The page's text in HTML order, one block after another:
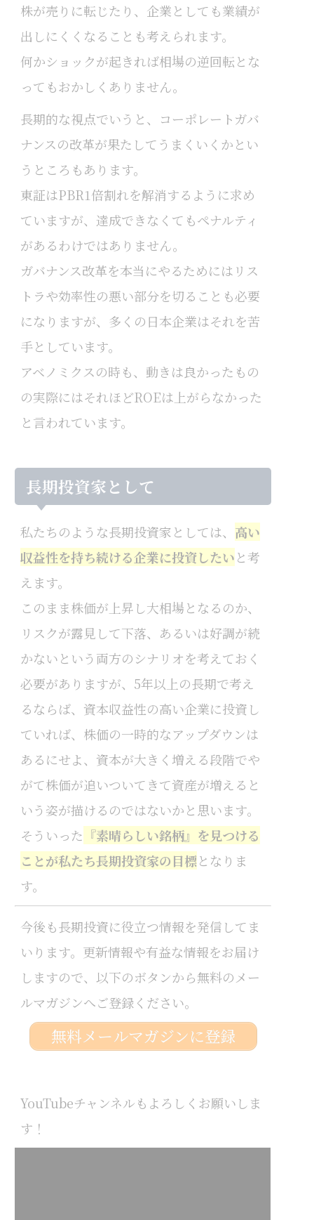
株が売りに転じたり、企業としても業績が
出しにくくなることも考えられます。
何かショックが起きれば相場の逆回転とな
ってもおかしくありません。
長期的な視点でいうと、コーポレートガバ
ナンスの改革が果たしてうまくいくかとい
うところもあります。
東証はPBR1倍割れを解消するように求め
ていますが、達成できなくてもペナルティ
があるわけではありません。
ガバナンス改革を本当にやるためにはリス
トラや効率性の悪い部分を切ることも必要
になりますが、多くの日本企業はそれを苦
手としています。
アベノミクスの時も、動きは良かったもの
の実際にはそれほどROEは上がらなかった
と言われています。
長期投資家として
私たちのような長期投資家としては、 高い
収益性を持ち続ける企業に投資したいと考
えます。
このまま株価が上昇し大相場となるのか、
リスクが露見して下落、あるいは好調が続
かないという両方のシナリオを考えておく
必要がありますが、5年以上の長期で考え
るならば、資本収益性の高い企業に投資し
ていれば、株価の一時的なアップダウンは
あるにせよ、資本が大きく増える段階でや
がて株価が追いついてきて資産が増えると
いう姿が描けるのではないかと思います。
そういった 『素晴らしい銘柄』を見つける
ことが私たち長期投資家の目標となりま
す。
今後も長期投資に役立つ情報を発信してま
いります。更新情報や有益な情報をお届け
しますので、以下のボタンから無料のメー
ルマガジンへご登録ください。
無料メールマガジンに登録
YouTubeチャンネルもよろしくお願いしま
す！